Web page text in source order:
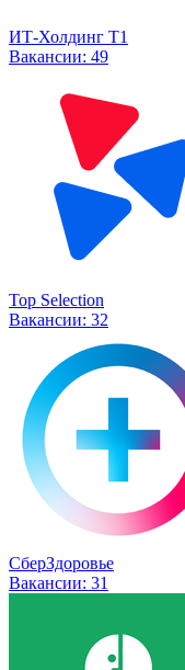
ИТ-Холдинг Т1
Вакансии: 49
Top Selection
Вакансии: 32
СберЗдоровье
Вакансии: 31